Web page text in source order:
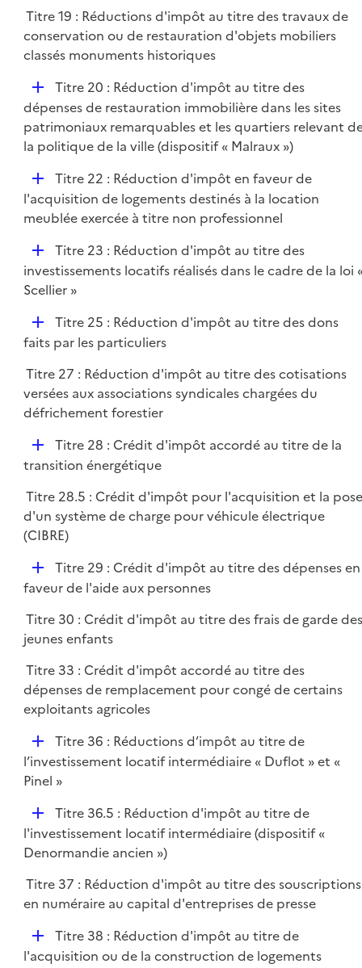
i
e
r
Titre 19 : Réductions d'impôt au titre des travaux de
conservation ou de restauration d'objets mobiliers
classés monuments historiques
D
é
p
l
r
Titre 20 : Réduction d'impôt au titre des
dépenses de restauration immobilière dans les sites
patrimoniaux remarquables et les quartiers relevant
la politique de la ville (dispositif « Malraux »)
D
é
p
e
r
Titre 22 : Réduction d'impôt en faveur de
l'acquisition de logements destinés à la location
meublée exercée à titre non professionnel
D
é
p
e
Titre 23 : Réduction d'impôt au titre des
investissements locatifs réalisés dans le cadre de la loi
Scellier »
D
é
l
i
e
Titre 25 : Réduction d'impôt au titre des dons
faits par les particuliers
Titre 27 : Réduction d'impôt au titre des cotisations
versées aux associations syndicales chargées du
défrichement forestier
D
é
l
i
e
Titre 28 : Crédit d'impôt accordé au titre de la
transition énergétique
Titre 28.5 : Crédit d'impôt pour l'acquisition et la
d'un système de charge pour véhicule électrique
(CIBRE)
D
é
l
i
e
r
Titre 29 : Crédit d'impôt au titre des dépenses en
faveur de l'aide aux personnes
Titre 30 : Crédit d'impôt au titre des frais de garde
jeunes enfants
Titre 33 : Crédit d'impôt accordé au titre des
dépenses de remplacement pour congé de certains
exploitants agricoles
D
é
p
e
r
Titre 36 : Réductions d’impôt au titre de
l’investissement locatif intermédiaire « Duflot » et «
Pinel »
D
é
p
i
e
Titre 36.5 : Réduction d'impôt au titre de
l'investissement locatif intermédiaire (dispositif «
Denormandie ancien »)
Titre 37 : Réduction d'impôt au titre des souscriptions
en numéraire au capital d'entreprises de presse
D
é
Titre 38 : Réduction d'impôt au titre de
l'acquisition ou de la construction de logements